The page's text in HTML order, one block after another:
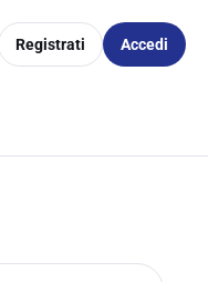
Registrati Accedi